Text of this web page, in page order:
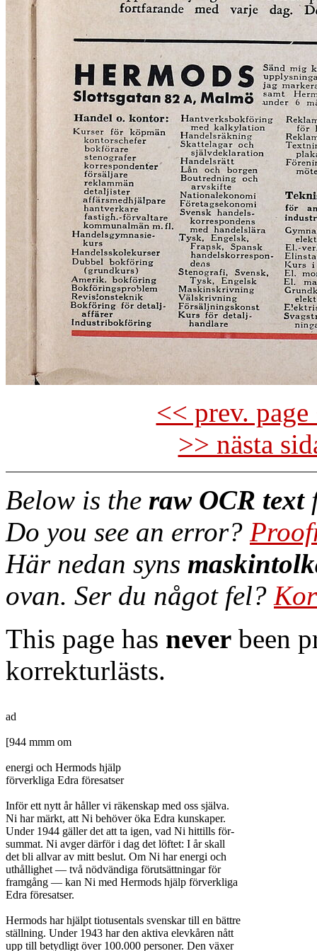
<< prev.
>> nästa
Below is the raw OCR text
Do you see an error?
Här nedan syns
ovan. Ser du något fel?
This page has never been
korrekturlästs.
ad
[944 mmm om
energi och Hermods hjälp
förverkliga Edra föresatser
Inför ett nytt år håller vi räkenskap med oss själva.
Ni har märkt, att Ni behöver öka Edra kunskaper.
Under 1944 gäller det att ta igen, vad Ni hittills för-
summat. Ni avger därför i dag det löftet: I år skall
det bli allvar av mitt beslut. Om Ni har energi och
uthållighet — två nödvändiga förutsättningar för
framgång — kan Ni med Hermods hjälp förverkliga
Edra föresatser.
Hermods har hjälpt tiotusentals svenskar till en bättre
ställning. Under 1943 har den aktiva elevkåren nått
upp till betydligt över 100.000 personer. Den växer